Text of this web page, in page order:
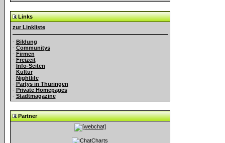
Links
zur Linkliste
- Bildung
- Communitys
- Firmen
- Freizeit
- Info-Seiten
- Kultur
- Nightlife
- Partys in Thüringen
- Private Homepages
- Stadtmagazine
Partner